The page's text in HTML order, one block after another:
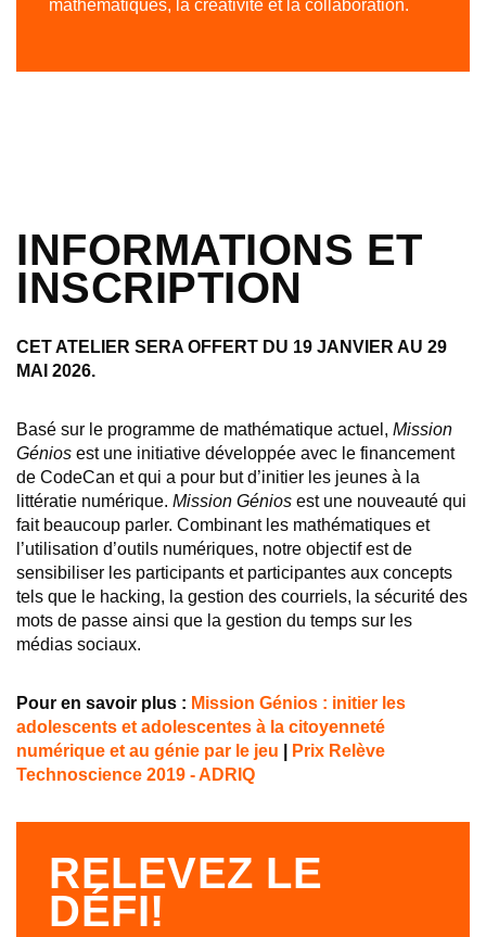
mathématiques, la créativité et la collaboration.
INFORMATIONS ET
INSCRIPTION
CET ATELIER SERA OFFERT DU 19 JANVIER AU 29
MAI 2026.
Basé sur le programme de mathématique actuel, Mission
Génios est une initiative développée avec le financement
de CodeCan et qui a pour but d’initier les jeunes à la
littératie numérique. Mission Génios est une nouveauté qui
fait beaucoup parler. Combinant les mathématiques et
l’utilisation d’outils numériques, notre objectif est de
sensibiliser les participants et participantes aux concepts
tels que le hacking, la gestion des courriels, la sécurité des
mots de passe ainsi que la gestion du temps sur les
médias sociaux.
Pour en savoir plus : Mission Génios : initier les
adolescents et adolescentes à la citoyenneté
numérique et au génie par le jeu
Prix Relève
Technoscience 2019 - ADRIQ
RELEVEZ LE
DÉFI!